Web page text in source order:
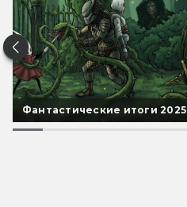
Фантастические итоги 2025